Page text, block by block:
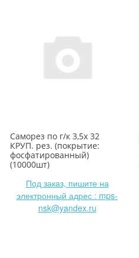
Саморез по г/к 3,5х 32
КРУП. рез. (покрытие:
фосфатированный)
(10000шт)
Под заказ, пишите на
электронный адрес : mps-
nsk@yandex.ru